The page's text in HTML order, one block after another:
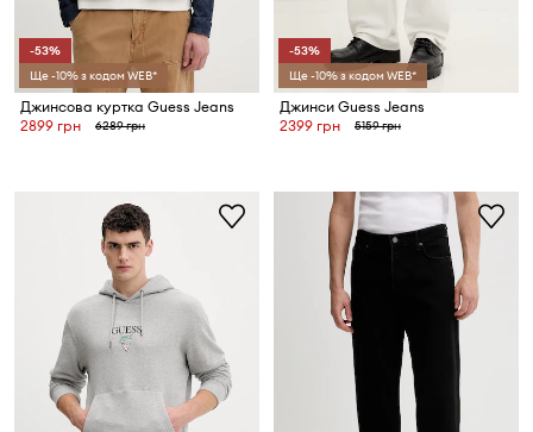
-53%
Ще -10% з кодом WEB*
Джинсова куртка Guess Jeans
2899 грн
6289 грн
-53%
Ще -10% з кодом WEB*
Джинси Guess Jeans
2399 грн
5159 грн